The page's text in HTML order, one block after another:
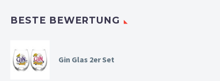
BESTE BEWERTUNG
Gin Glas 2er Set